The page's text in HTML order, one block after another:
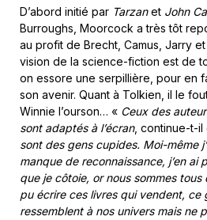
D’abord initié par Tarzanet John
Burroughs, Moorcock a très tôt
au profit de Brecht, Camus, Jarry
vision de la science-fiction est de
on essore une serpillière, pour en
son avenir. Quant à Tolkien, il le
Winnie l’ourson… « Ceux des
sont adaptés à l’écran, continue-t-il
sont des gens cupides. Moi-même
manque de reconnaissance, j’en ai
que je côtoie, or nous sommes tous
pu écrire ces livres qui vendent, ce
ressemblent à nos univers mais ne